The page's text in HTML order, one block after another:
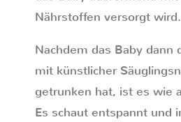
Nährstoffen versorgt wird.
Nachdem das Baby dann
mit künstlicher
getrunken hat, ist es wie
Es schaut entspannt und